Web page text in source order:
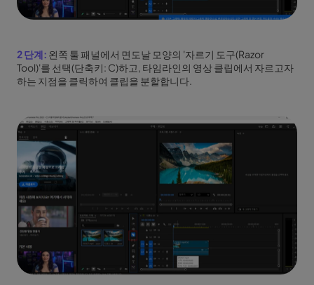
2 단계: 왼쪽 툴 패널에서 면도날 모양의 '자르기 도구(Razor
Tool)'를 선택(단축키: C)하고, 타임라인의 영상 클립에서 자르고자
하는 지점을 클릭하여 클립을 분할합니다.